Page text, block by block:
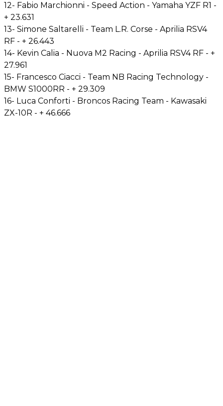
12- Fabio Marchionni - Speed Action - Yamaha YZF R1 -
+ 23.631
13- Simone Saltarelli - Team L.R. Corse - Aprilia RSV4
RF - + 26.443
14- Kevin Calia - Nuova M2 Racing - Aprilia RSV4 RF - +
27.961
15- Francesco Ciacci - Team NB Racing Technology -
BMW S1000RR - + 29.309
16- Luca Conforti - Broncos Racing Team - Kawasaki
ZX-10R - + 46.666